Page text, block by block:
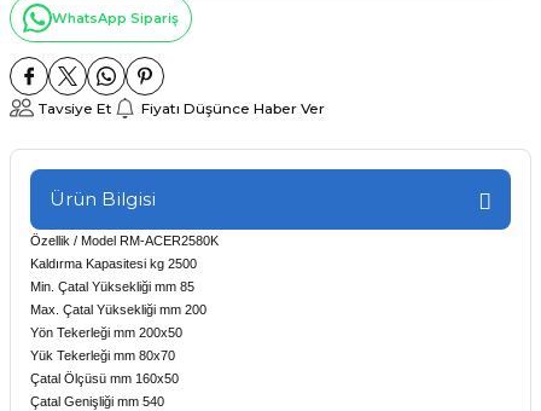
WhatsApp Sipariş
Tavsiye Et Fiyatı Düşünce Haber Ver
Ürün Bilgisi
Özellik / Model RM-ACER2580K
Kaldırma Kapasitesi kg 2500
Min. Çatal Yüksekliği mm 85
Max. Çatal Yüksekliği mm 200
Yön Tekerleği mm 200x50
Yük Tekerleği mm 80x70
Çatal Ölçüsü mm 160x50
Çatal Genişliği mm 540